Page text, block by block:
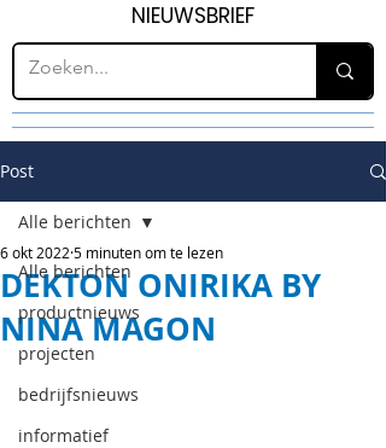
NIEUWSBRIEF
Post
Alle berichten
productnieuws
projecten
bedrijfsnieuws
informatief
Alle berichten
DEKTON ONIRIKA BY
NINA MAGON
6 okt 2022 5 minuten om te lezen